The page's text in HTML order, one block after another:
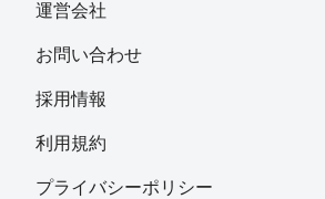
運営会社
お問い合わせ
採用情報
利用規約
プライバシーポリシー